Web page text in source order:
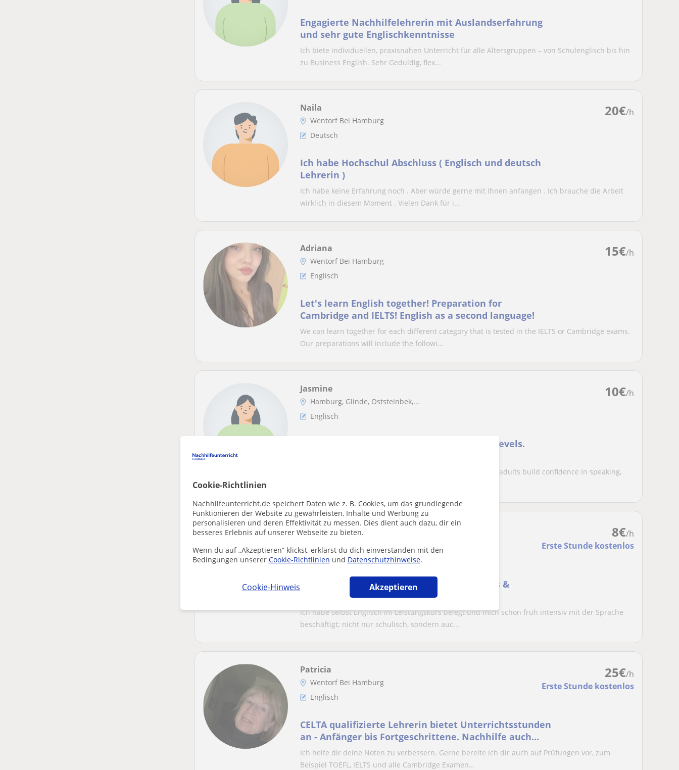
Cookie-Richtlinien
Nachhilfeunterricht.de speichert Daten wie z. B. Cookies, um das grundlegende
Funktionieren der Website zu gewährleisten, Inhalte und Werbung zu
personalisieren und deren Effektivität zu messen. Dies dient auch dazu, dir ein
besseres Erlebnis auf unserer Webseite zu bieten.
Wenn du auf „Akzeptieren” klickst, erklärst du dich einverstanden mit den
Bedingungen unserer Cookie-Richtlinien und Datenschutzhinweise.
Cookie-Hinweis Akzeptieren
Engagierte Nachhilfelehrerin mit Auslandserfahrung
und sehr gute Englischkenntnisse
Ich biete individuellen, praxisnahen Unterricht für alle Altersgruppen – von Schulenglisch bis hin
zu Business English. Sehr Geduldig, flex...
20€/h
Naila
Wentorf Bei Hamburg
Deutsch
Ich habe Hochschul Abschluss ( Englisch und deutsch
Lehrerin )
Ich habe keine Erfahrung noch . Aber würde gerne mit Ihnen anfangen . Ich brauche die Arbeit
wirklich in diesem Moment . Vielen Dank für i...
15€/h
Adriana
Wentorf Bei Hamburg
Englisch
Let's learn English together! Preparation for
Cambridge and IELTS! English as a second language!
We can learn together for each different category that is tested in the IELTS or Cambridge exams.
Our preparations will include the followi...
10€/h
Jasmine
Hamburg, Glinde, Oststeinbek,...
Englisch
Part Time English Teacher available for all levels.
I’m an English teacher with a focus on helping students or adults build confidence in speaking,
8€/h
Erste Stunde kostenlos
Glorija
Englisch: Universität Englisch
Englischlehrerin mit Englisch Leistungskurs &
Auslandsstudium
Ich habe selbst Englisch im Leistungskurs belegt und mich schon früh intensiv mit der Sprache
beschäftigt; nicht nur schulisch, sondern auc...
25€/h
Erste Stunde kostenlos
Patricia
Wentorf Bei Hamburg
Englisch
CELTA qualifizierte Lehrerin bietet Unterrichtsstunden
an - Anfänger bis Fortgeschrittene. Nachhilfe auch
willkommen
Ich helfe dir deine Noten zu verbessern. Gerne bereite ich dir auch auf Prüfungen vor, zum
Beispiel TOEFL, IELTS und alle Cambridge Examen...